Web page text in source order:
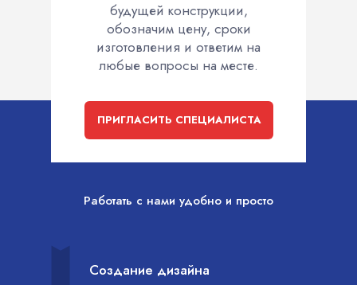
будущей конструкции,
обозначим цену, сроки
изготовления и ответим на
любые вопросы на месте.
ПРИГЛАСИТЬ СПЕЦИАЛИСТА
Создание дизайна
Работать с нами удобно и просто